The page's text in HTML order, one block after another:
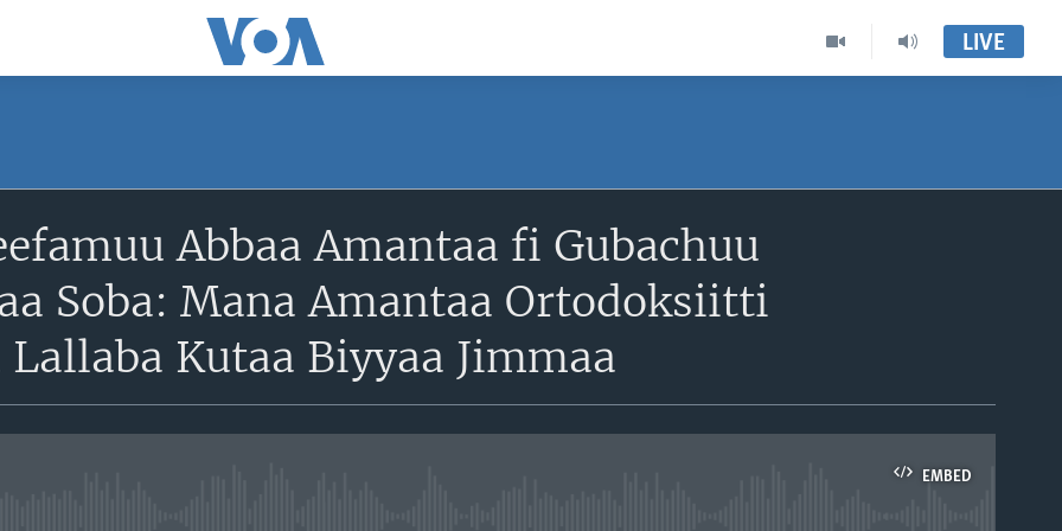
LIVE
Abbaa Amantaa fi Gubachuu
Soba: Mana Amantaa Ortodoksiitti
Kutaa Biyyaa Jimmaa
EMBED